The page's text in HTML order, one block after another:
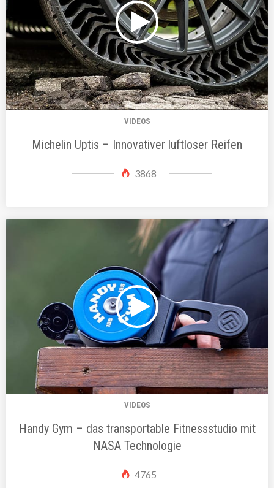
VIDEOS
Michelin Uptis – Innovativer luftloser Reifen
3868
VIDEOS
Handy Gym – das transportable Fitnessstudio mit
NASA Technologie
4765